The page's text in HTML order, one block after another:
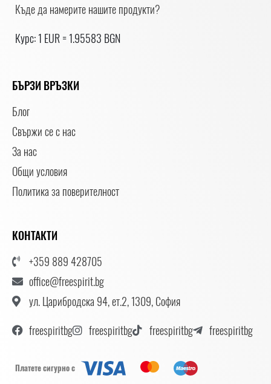
Къде да намерите нашите продукти?
Курс: 1 EUR = 1.95583 BGN
БЪРЗИ ВРЪЗКИ
Блог
Свържи се с нас
За нас
Общи условия
Политика за поверителност
КОНТАКТИ
+359 889 428705
office@freespirit.bg
ул. Царибродска 94, ет.2, 1309, София
freespiritbg
freespiritbg freespiritbg freespiritbg
Платете сигурно с